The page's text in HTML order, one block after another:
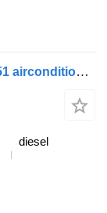
NRF TGX 26.480 (01.07-) 8EW009158-151 airconditioner slang voor MAN TGL, TGM, TGS, TGX (2005-2021) trekker
diesel